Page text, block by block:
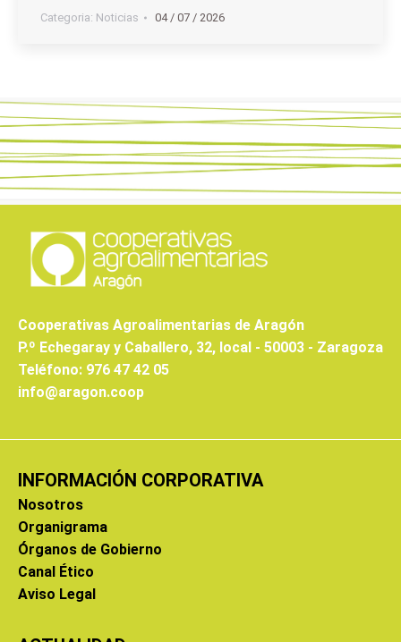
Categoria: Noticias 04 / 07 / 2026
Cooperativas Agroalimentarias de Aragón
P.º Echegaray y Caballero, 32, local - 50003 - Zaragoza
Teléfono: 976 47 42 05
info@aragon.coop
INFORMACIÓN CORPORATIVA
Nosotros
Organigrama
Órganos de Gobierno
Canal Ético
Aviso Legal